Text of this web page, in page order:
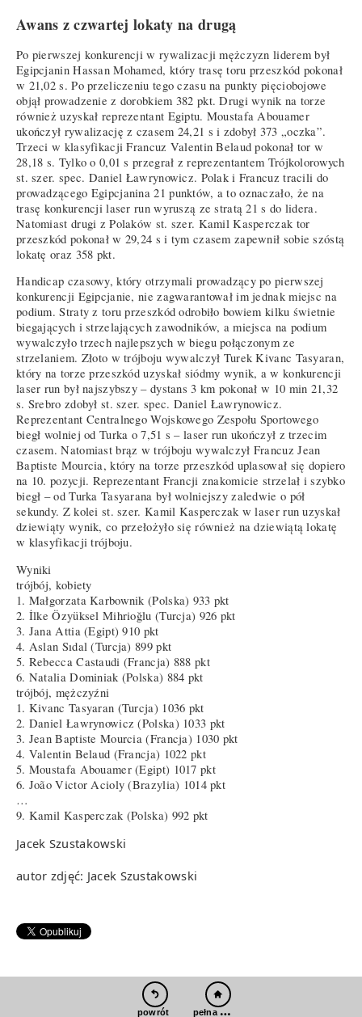
Awans z czwartej lokaty na drugą
Po pierwszej konkurencji w rywalizacji mężczyzn liderem był
Egipcjanin Hassan Mohamed, który trasę toru przeszkód pokonał
w 21,02 s. Po przeliczeniu tego czasu na punkty pięciobojowe
objął prowadzenie z dorobkiem 382 pkt. Drugi wynik na torze
również uzyskał reprezentant Egiptu. Moustafa Abouamer
ukończył rywalizację z czasem 24,21 s i zdobył 373 „oczka”.
Trzeci w klasyfikacji Francuz Valentin Belaud pokonał tor w
28,18 s. Tylko o 0,01 s przegrał z reprezentantem Trójkolorowych
st. szer. spec. Daniel Ławrynowicz. Polak i Francuz tracili do
prowadzącego Egipcjanina 21 punktów, a to oznaczało, że na
trasę konkurencji laser run wyruszą ze stratą 21 s do lidera.
Natomiast drugi z Polaków st. szer. Kamil Kasperczak tor
przeszkód pokonał w 29,24 s i tym czasem zapewnił sobie szóstą
lokatę oraz 358 pkt.
Handicap czasowy, który otrzymali prowadzący po pierwszej
konkurencji Egipcjanie, nie zagwarantował im jednak miejsc na
podium. Straty z toru przeszkód odrobiło bowiem kilku świetnie
biegających i strzelających zawodników, a miejsca na podium
wywalczyło trzech najlepszych w biegu połączonym ze
strzelaniem. Złoto w trójboju wywalczył Turek Kivanc Tasyaran,
który na torze przeszkód uzyskał siódmy wynik, a w konkurencji
laser run był najszybszy – dystans 3 km pokonał w 10 min 21,32
s. Srebro zdobył st. szer. spec. Daniel Ławrynowicz.
Reprezentant Centralnego Wojskowego Zespołu Sportowego
biegł wolniej od Turka o 7,51 s – laser run ukończył z trzecim
czasem. Natomiast brąz w trójboju wywalczył Francuz Jean
Baptiste Mourcia, który na torze przeszkód uplasował się dopiero
na 10. pozycji. Reprezentant Francji znakomicie strzelał i szybko
biegł – od Turka Tasyarana był wolniejszy zaledwie o pół
sekundy. Z kolei st. szer. Kamil Kasperczak w laser run uzyskał
dziewiąty wynik, co przełożyło się również na dziewiątą lokatę
w klasyfikacji trójboju.
Wyniki
trójbój, kobiety
1. Małgorzata Karbownik (Polska) 933 pkt
2. İlke Özyüksel Mihrioğlu (Turcja) 926 pkt
3. Jana Attia (Egipt) 910 pkt
4. Aslan Sıdal (Turcja) 899 pkt
5. Rebecca Castaudi (Francja) 888 pkt
6. Natalia Dominiak (Polska) 884 pkt
trójbój, mężczyźni
1. Kivanc Tasyaran (Turcja) 1036 pkt
2. Daniel Ławrynowicz (Polska) 1033 pkt
3. Jean Baptiste Mourcia (Francja) 1030 pkt
4. Valentin Belaud (Francja) 1022 pkt
5. Moustafa Abouamer (Egipt) 1017 pkt
6. João Victor Acioly (Brazylia) 1014 pkt
…
9. Kamil Kasperczak (Polska) 992 pkt
Jacek Szustakowski
autor zdjęć: Jacek Szustakowski
powrót pełna wersja